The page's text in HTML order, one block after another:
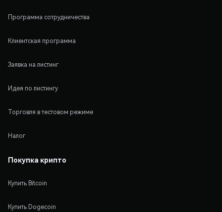
Программа сотрудничества
Клиентская программа
Заявка на листинг
Идея по листингу
Торговля в тестовом режиме
Налог
Покупка крипто
Купить Bitcoin
Купить Dogecoin